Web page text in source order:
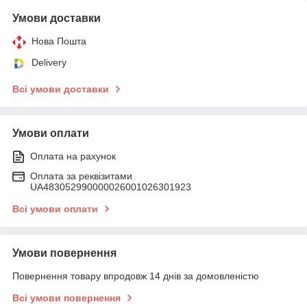
Умови доставки
Нова Пошта
Delivery
Всі умови доставки
Умови оплати
Оплата на рахунок
Оплата за реквізитами
UA483052990000026001026301923
Всі умови оплати
Умови повернення
Повернення товару впродовж 14 днів за домовленістю
Всі умови повернення